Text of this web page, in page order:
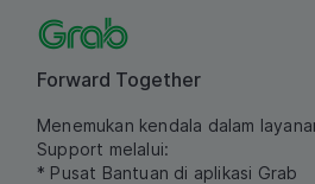
Forward Together
Menemukan kendala dalam
Support melalui:
* Pusat Bantuan di aplikasi Grab